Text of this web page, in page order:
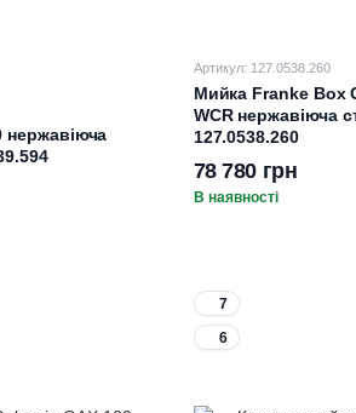
нержавіюча
Артикул: 127.0538.260
Мийка Franke Box
WCR нержавіюча
127.0538.260
78 780 грн
В наявності
7
6